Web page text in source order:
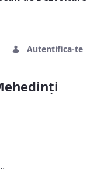
Autentifica-te
2017